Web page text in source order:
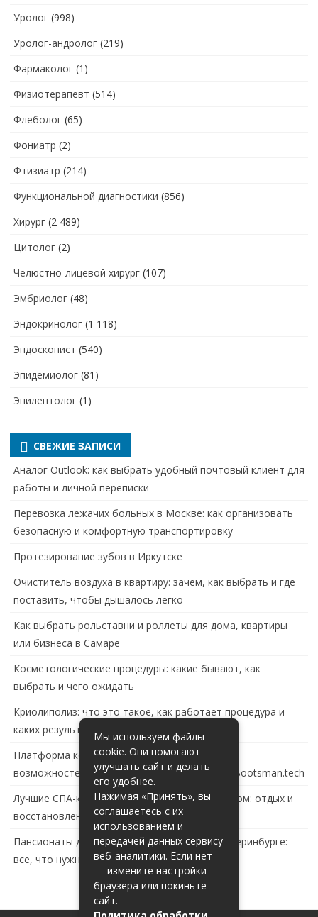
Уролог (998)
Уролог-андролог (219)
Фармаколог (1)
Физиотерапевт (514)
Флеболог (65)
Фониатр (2)
Фтизиатр (214)
Функциональной диагностики (856)
Хирург (2 489)
Цитолог (2)
Челюстно-лицевой хирург (107)
Эмбриолог (48)
Эндокринолог (1 118)
Эндоскопист (540)
Эпидемиолог (81)
Эпилептолог (1)
СВЕЖИЕ ЗАПИСИ
Аналог Outlook: как выбрать удобный почтовый клиент для
работы и личной переписки
Перевозка лежачих больных в Москве: как организовать
безопасную и комфортную транспортировку
Протезирование зубов в Иркутске
Очиститель воздуха в квартиру: зачем, как выбрать и где
поставить, чтобы дышалось легко
Как выбрать рольставни и роллеты для дома, квартиры
или бизнеса в Самаре
Косметологические процедуры: какие бывают, как
выбрать и чего ожидать
Криолиполиз: что это такое, как работает процедура и
каких результатов ждать
Платформа контейнеризации в России: обзор
возможностей и перспектив развития сайта Bootsman.tech
Лучшие СПА-комплексы в Тольятти с бассейном: отдых и
восстановление за городом
Пансионаты для пожилых с деменцией в Екатеринбурге:
все, что нужно знать
Мы используем файлы
cookie. Они помогают
улучшать сайт и делать
его удобнее.
Нажимая «Принять», вы
соглашаетесь с их
использованием и
передачей данных сервису
веб-аналитики. Если нет
— измените настройки
браузера или покиньте
сайт.